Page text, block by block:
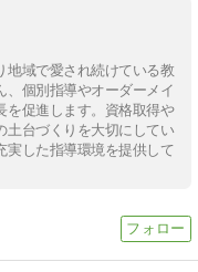
地域で愛され続けている教
、個別指導やオーダーメイ
を促進します。資格取得や
土台づくりを大切にしてい
実した指導環境を提供して